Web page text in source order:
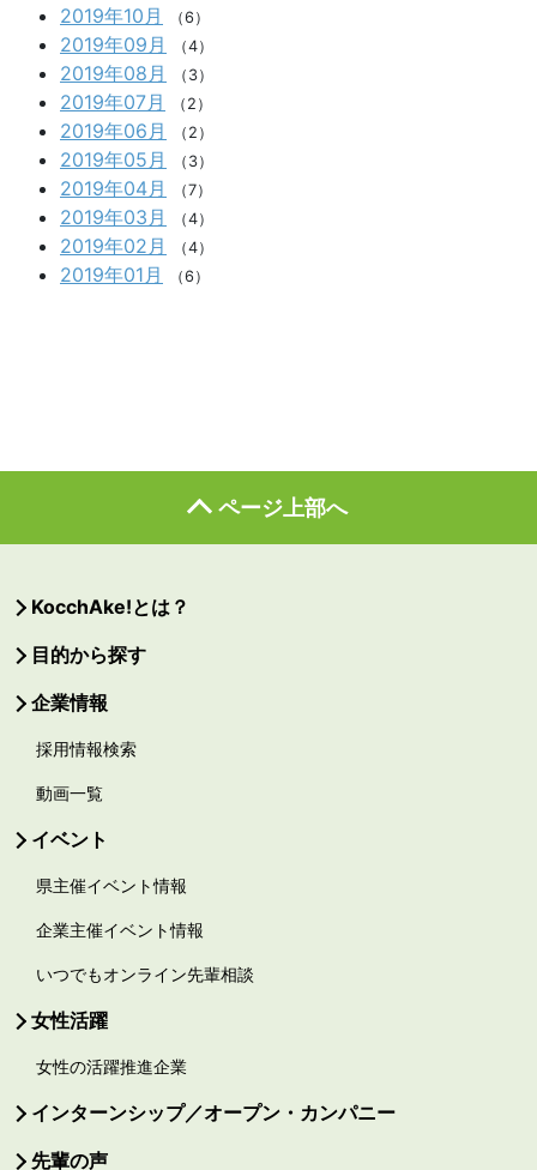
2019年10月 （6）
2019年09月 （4）
2019年08月 （3）
2019年07月 （2）
2019年06月 （2）
2019年05月 （3）
2019年04月 （7）
2019年03月 （4）
2019年02月 （4）
2019年01月 （6）
ページ上部へ
KocchAke!とは？
目的から探す
企業情報
採用情報検索
動画一覧
イベント
県主催イベント情報
企業主催イベント情報
いつでもオンライン先輩相談
女性活躍
女性の活躍推進企業
インターンシップ／オープン・カンパニー
先輩の声